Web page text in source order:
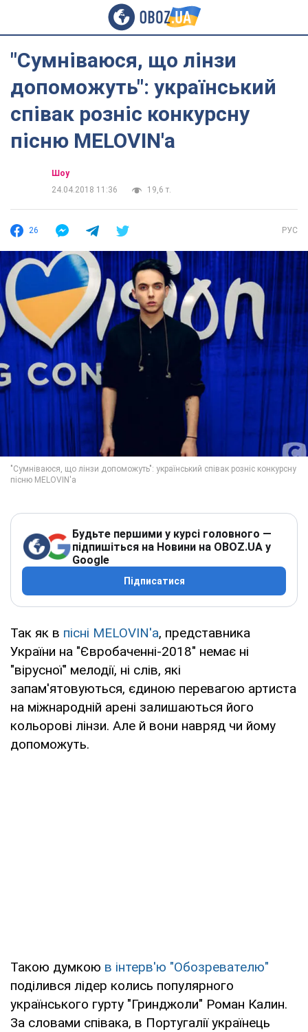
"Сумніваюся, що лінзи
допоможуть": український
співак розніс конкурсну
пісню MELOVIN'а
Шоу
24.04.2018 11:36
19,6 т.
26 РУС
Будьте першими у курсі головного —
підпишіться на Новини на OBOZ.UA у
Google
Підписатися
Так як в пісні MELOVIN'a, представника
України на "Євробаченні-2018" немає ні
"вірусної" мелодії, ні слів, які
запам'ятовуються, єдиною перевагою артиста
на міжнародній арені залишаються його
кольорові лінзи. Але й вони навряд чи йому
допоможуть.
Такою думкою в інтерв'ю "Обозревателю"
поділився лідер колись популярного
українського гурту "Гринджоли" Роман Калин.
За словами співака, в Португалії українець